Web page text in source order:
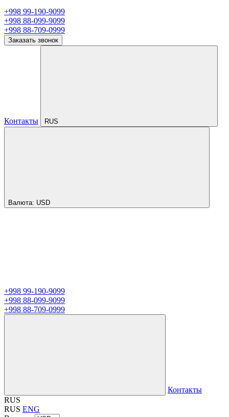
+998 99-190-9099
+998 88-099-9099
+998 88-709-0999
Заказать звонок
Контакты RUS
Валюта: USD
+998 99-190-9099
+998 88-099-9099
+998 88-709-0999
Контакты
RUS
RUS ENG